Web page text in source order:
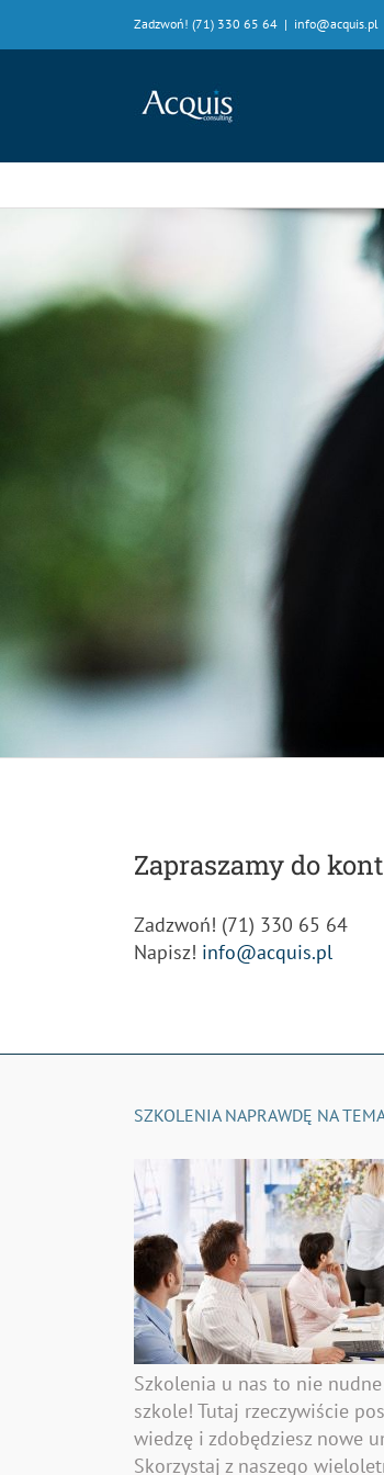
Zadzwoń! (71) 330 65 64 | info@acquis.pl
Zapraszamy do
Zadzwoń! (71) 330 65 64
Napisz! info@acquis.pl
SZKOLENIA NAPRAWDĘ NA
Szkolenia u nas to nie
szkole! Tutaj rzeczywiście
wiedzę i zdobędziesz nowe
Skorzystaj z naszego